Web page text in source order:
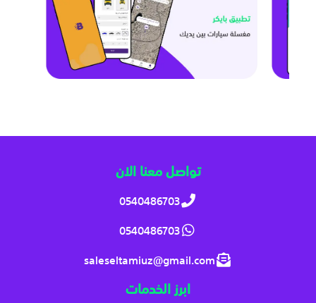
تواصل معنا الان
0540486703
0540486703
saleseltamiuz@gmail.com
ابرز الخدمات